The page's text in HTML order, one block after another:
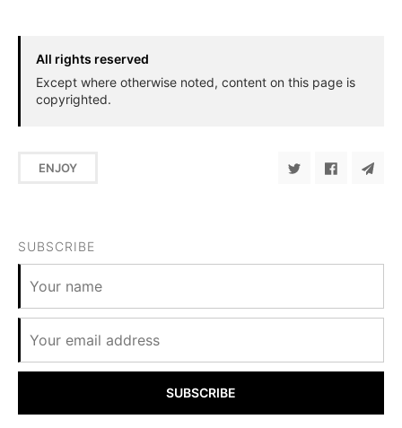
All rights reserved
Except where otherwise noted, content on this page is
copyrighted.
ENJOY
SUBSCRIBE
SUBSCRIBE